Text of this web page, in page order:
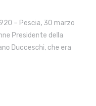
– Pescia, 30 marzo
Presidente della
Ducceschi, che era